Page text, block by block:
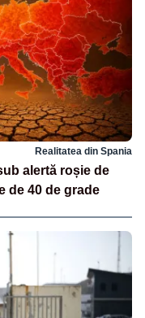
Realitatea din Spania
alertă roșie de
de 40 de grade